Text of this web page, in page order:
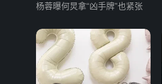
杨蓉曝何炅拿“凶手牌”也紧张